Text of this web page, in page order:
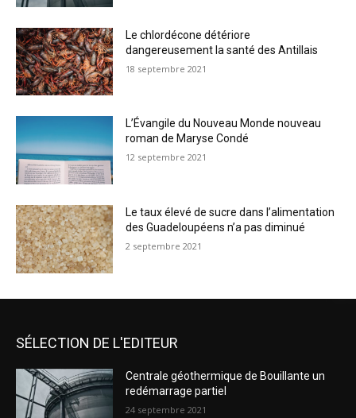
Le chlordécone détériore
dangereusement la santé des Antillais
18 septembre 2021
L’Évangile du Nouveau Monde nouveau
roman de Maryse Condé
12 septembre 2021
Le taux élevé de sucre dans l’alimentation
des Guadeloupéens n’a pas diminué
2 septembre 2021
SÉLECTION DE L'EDITEUR
Centrale géothermique de Bouillante un
redémarrage partiel
24 septembre 2021